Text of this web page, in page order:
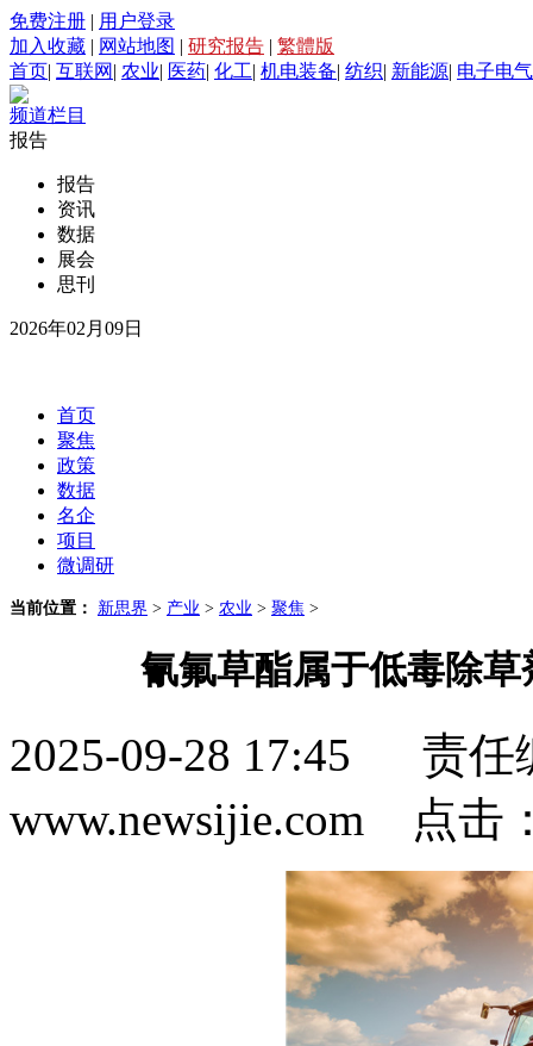
免费注册 | 用户登录
加入收藏 | 网站地图 | 研究报告 | 繁體版
首页| 互联网 | 农业| 医药| 化工| 机电装备| 纺织| 新能源| 电子电气
频道栏目
报告
报告
资讯
数据
展会
思刊
2026年02月09日
首页
聚焦
政策
数据
名企
项目
微调研
当前位置： 新思界 > 产业 > 农业 > 聚焦 >
氰氟草酯属于低毒除
2025-09-28 17:45 责
www.newsijie.com 点击